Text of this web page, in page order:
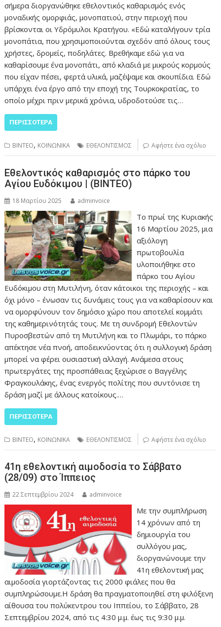
σήμερα διοργανώθηκε εθελοντικός καθαρισμός ενός
μοναδικής ομορφιάς, μονοπατιού, στην περιοχή που
βρίσκονται οι Υδρόμυλοι Κρατήγου. «Εδώ καταλήγουν τρία
μονοπάτια, που χρησιμοποιούνται σχεδόν από όλους τους
χρήστες, δρομείς, ποδηλάτες. Βρεθήκαμε εδώ για να
καθαρίσουμε ένα μονοπάτι, από κλαδιά με μικρούς κορμούς
που είχαν πέσει, φερτά υλικά, μαζέψαμε και σκουπίδια. Εδώ
υπάρχει ένα έργο από την εποχή της Τουρκοκρατίας, το
οποίο μέχρι πριν μερικά χρόνια, υδροδοτούσε τις…
ΠΕΡΙΣΣΌΤΕΡΑ
ΒΙΝΤΕΟ, ΚΟΙΝΩΝΙΚΑ ΕΘΕΛΟΝΤΙΣΜΟΣ Αφήστε ένα σχόλιο
Εθελοντικός καθαρισμός στο πάρκο του
Αγίου Ευδόκιμου | (ΒΙΝΤΕΟ)
18 Μαρτίου 2025 adminvoice
Το πρωί της Κυριακής
16 Μαρτίου 2025, μια
αξιόλογη
πρωτοβουλία
υλοποιήθηκε στο
πάρκο του Αγίου
Ευδόκιμου στη Μυτιλήνη, όταν κάτοικοι της περιοχής – και
όχι μόνο – ένωσαν τις δυνάμεις τους για να καθαρίσουν και
να ομορφύνουν τον δημόσιο χώρο που αποτελεί κομμάτι
της καθημερινότητάς τους. Με τη συνδρομή Εθελοντών
Πυροσβεστών από τη Μυτιλήνη και το Πλωμάρι, το πάρκο
απέκτησε νέα πνοή, αποδεικνύοντας ότι η συλλογική δράση
μπορεί να φέρει ουσιαστική αλλαγή. Ανάμεσα στους
πρωτεργάτες της προσπάθειας ξεχώρισε ο Βαγγέλης
Φραγκουλάκης, ένας ενεργός πολίτης που συντόνισε τη
δράση μαζί με άλλους κατοίκους.…
ΠΕΡΙΣΣΌΤΕΡΑ
ΒΙΝΤΕΟ, ΚΟΙΝΩΝΙΚΑ ΕΘΕΛΟΝΤΙΣΜΟΣ Αφήστε ένα σχόλιο
41η εθελοντική αιμοδοσία το Σάββατο
(28/09) στο Ίππειος
22 Σεπτεμβρίου 2024 adminvoice
Με την συμπλήρωση
14 χρόνων από τη
δημιουργία του
συλλόγου μας,
διοργανώνουμε την
41η εθελοντική μας
αιμοδοσία γιορτάζοντας τις 2000 φιάλες που θα
συμπληρώσουμε.Η δράση θα πραγματοποιηθεί στη φιλόξενη
αίθουσα του πολύκεντρου του Ιππείου, το Σάββατο, 28
Σεπτεμβρίου 2024, από τις 4:30 μ.μ. έως τις 9:30 μ.μ.